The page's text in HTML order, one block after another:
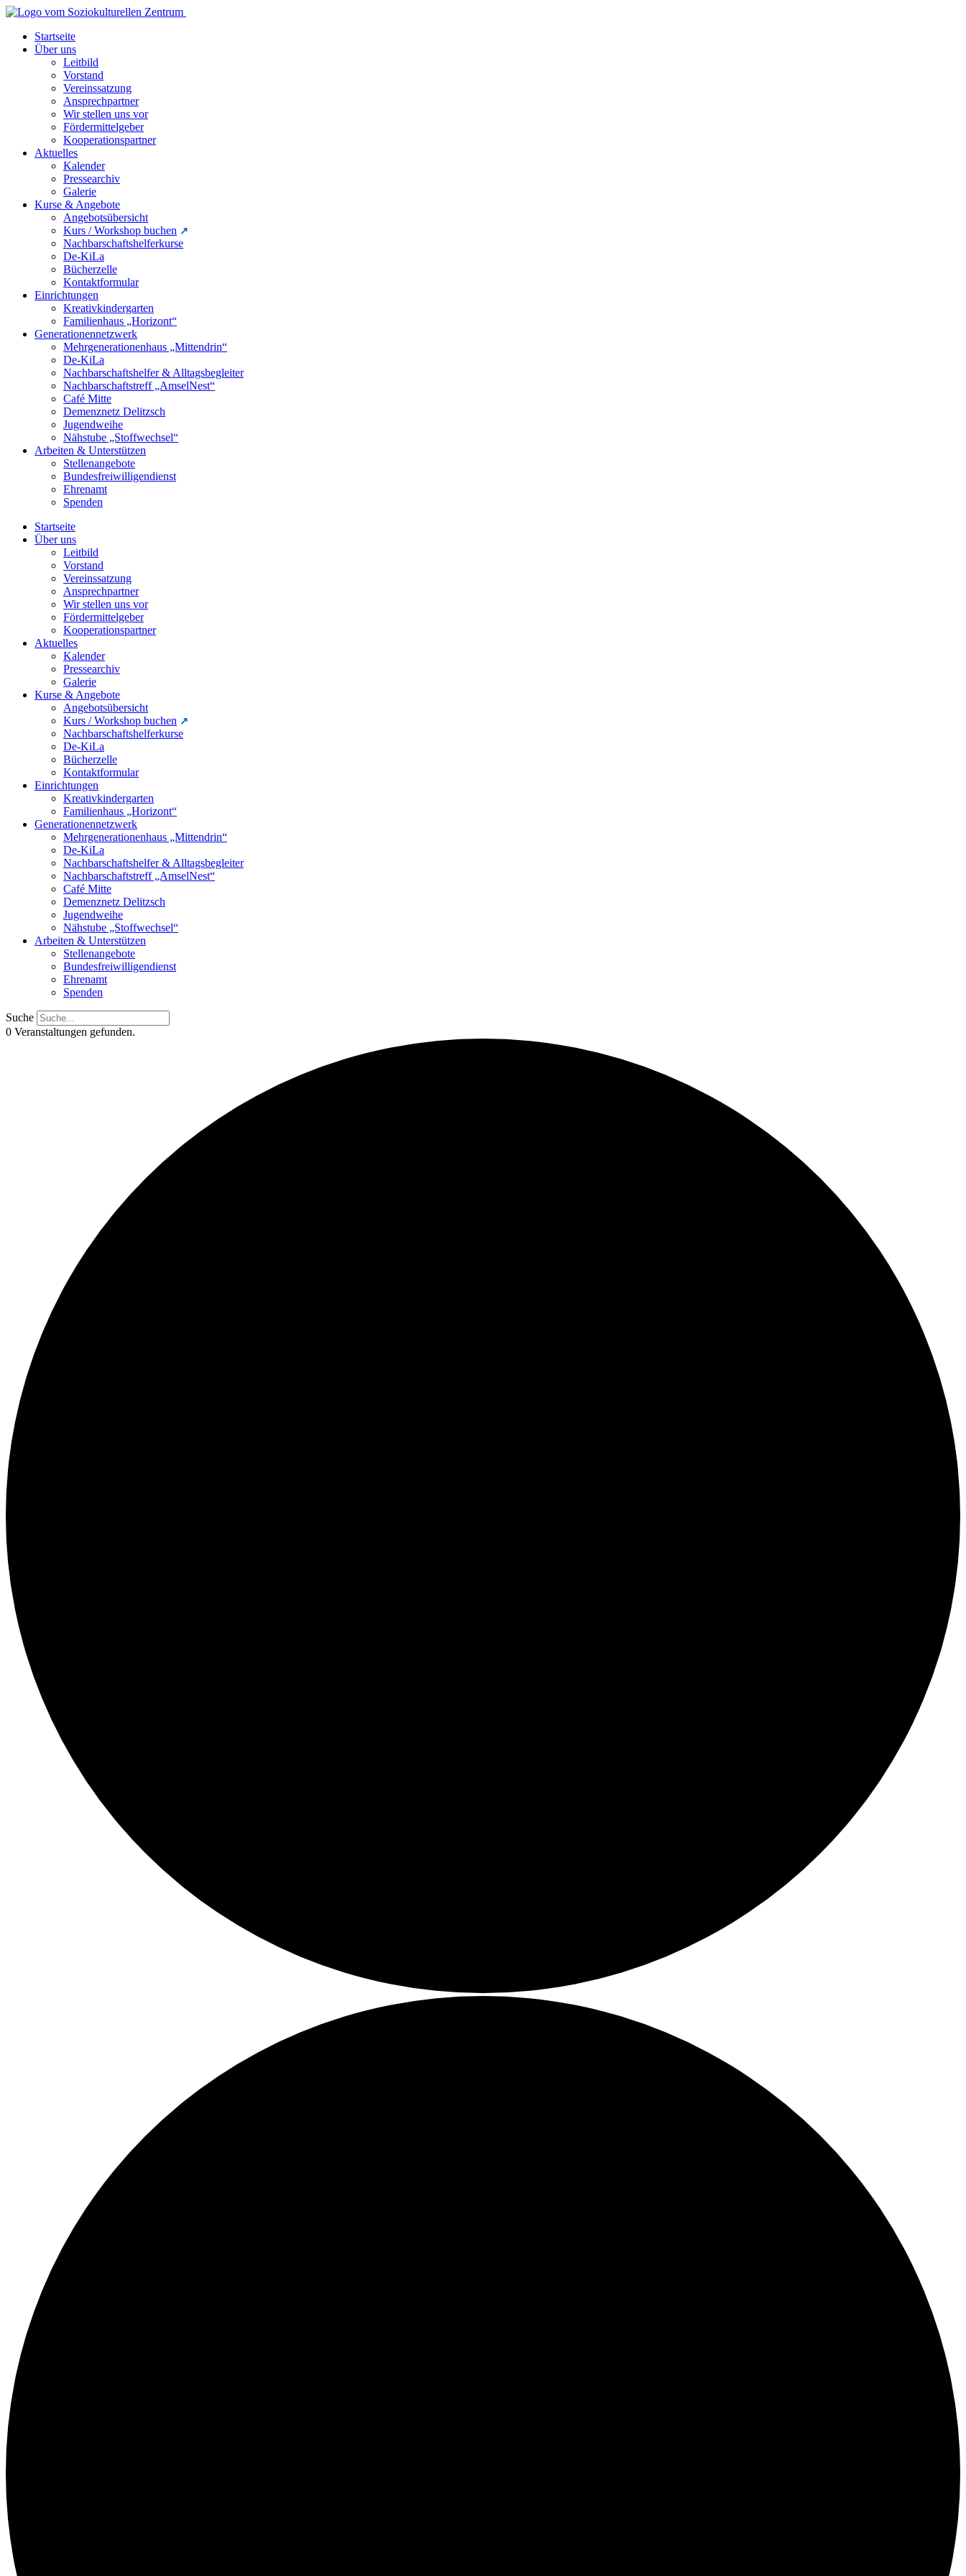
Startseite
Über uns
Leitbild
Vorstand
Vereinssatzung
Ansprechpartner
Wir stellen uns vor
Fördermittelgeber
Kooperationspartner
Aktuelles
Kalender
Pressearchiv
Galerie
Kurse & Angebote
Angebotsübersicht
Kurs / Workshop buchen
Nachbarschaftshelferkurse
De-KiLa
Bücherzelle
Kontaktformular
Einrichtungen
Kreativkindergarten
Familienhaus „Horizont“
Generationennetzwerk
Mehrgenerationenhaus „Mittendrin“
De-KiLa
Nachbarschaftshelfer & Alltagsbegleiter
Nachbarschaftstreff „AmselNest“
Café Mitte
Demenznetz Delitzsch
Jugendweihe
Nähstube „Stoffwechsel“
Arbeiten & Unterstützen
Stellenangebote
Bundesfreiwilligendienst
Ehrenamt
Spenden
Startseite
Über uns
Leitbild
Vorstand
Vereinssatzung
Ansprechpartner
Wir stellen uns vor
Fördermittelgeber
Kooperationspartner
Aktuelles
Kalender
Pressearchiv
Galerie
Kurse & Angebote
Angebotsübersicht
Kurs / Workshop buchen
Nachbarschaftshelferkurse
De-KiLa
Bücherzelle
Kontaktformular
Einrichtungen
Kreativkindergarten
Familienhaus „Horizont“
Generationennetzwerk
Mehrgenerationenhaus „Mittendrin“
De-KiLa
Nachbarschaftshelfer & Alltagsbegleiter
Nachbarschaftstreff „AmselNest“
Café Mitte
Demenznetz Delitzsch
Jugendweihe
Nähstube „Stoffwechsel“
Arbeiten & Unterstützen
Stellenangebote
Bundesfreiwilligendienst
Ehrenamt
Spenden
Suche
0 Veranstaltungen gefunden.